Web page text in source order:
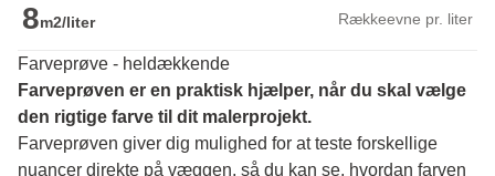
8m2/liter Rækkeevne pr. liter
Farveprøve - heldækkende
Farveprøven er en praktisk hjælper, når du skal vælge
den rigtige farve til dit malerprojekt.
Farveprøven giver dig mulighed for at teste forskellige
nuancer direkte på væggen, så du kan se, hvordan farven